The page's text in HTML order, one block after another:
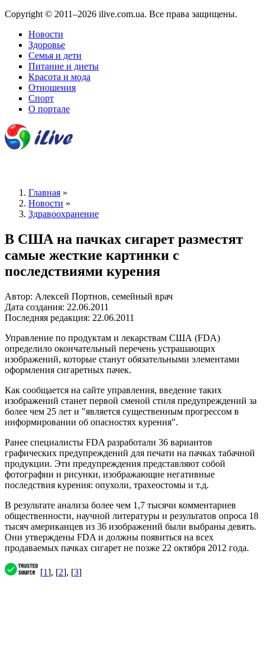
Copyright © 2011–2026 ilive.com.ua. Все права защищены.
Новости
Здоровье
Семья и дети
Питание и диеты
Красота и мода
Отношения
Спорт
О портале
Главная »
Новости »
Здравоохранение
В США на пачках сигарет разместят
самые жесткие картинки с
последствиями курения
Автор: Алексей Портнов, семейный врач
Дата создания: 22.06.2011
Последняя редакция: 22.06.2011
Управление по продуктам и лекарствам США (FDA)
определило окончательный перечень устрашающих
изображений, которые станут обязательными элементами
оформления сигаретных пачек.
Как сообщается на сайте управления, введение таких
изображений станет первой сменой стиля предупреждений за
более чем 25 лет и "является существенным прогрессом в
информировании об опасностях курения".
Ранее специалисты FDA разработали 36 вариантов
графических предупреждений для печати на пачках табачной
продукции. Эти предупреждения представляют собой
фотографии и рисунки, изображающие негативные
последствия курения: опухоли, трахеостомы и т.д.
В результате анализа более чем 1,7 тысячи комментариев
общественности, научной литературы и результатов опроса 18
тысяч американцев из 36 изображений были выбраны девять.
Они утверждены FDA и должны появиться на всех
продаваемых пачках сигарет не позже 22 октября 2012 года.
[1], [2], [3]